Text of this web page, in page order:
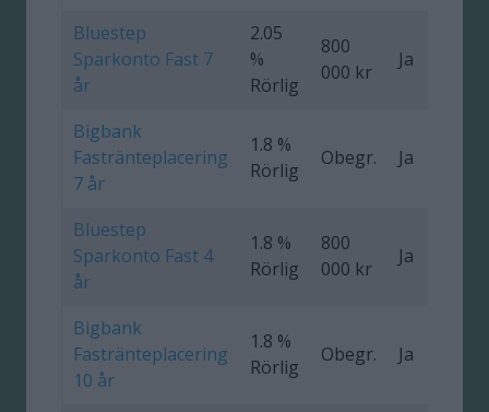
Bluestep
Sparkonto Fast 7
år
2.05
%
Rörlig
800
000 kr
Ja
Bigbank
Fastränteplacering
7 år
1.8 %
Rörlig
Obegr. Ja
Bluestep
Sparkonto Fast 4
år
1.8 %
Rörlig
800
000 kr
Ja
Bigbank
Fastränteplacering
10 år
1.8 %
Rörlig
Obegr. Ja